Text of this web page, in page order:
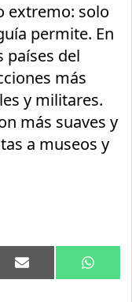
extremo: solo
permite. En
países del
más
y militares.
más suaves y
a museos y
Compartir
en
Email
en